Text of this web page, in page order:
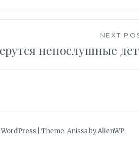
NEXT
непослушные
Theme: Anissa byAlienWP.